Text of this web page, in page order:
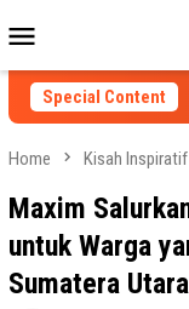
to
contentMenu
Special Content
Home Kisah Inspiratif
​Maxim
untuk Warga
Sumatera Utara